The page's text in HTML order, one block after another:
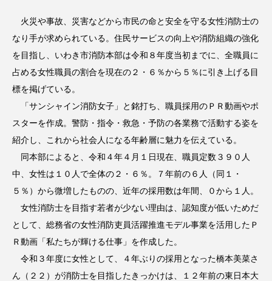
火災や事故、災害などから市民の命と安全を守る女性消防士の
なり手が求められている。住民サービスの向上や消防組織の強化
を目指し、いわき市消防本部は令和８年度当初までに、全職員に
占める女性職員の割合を現在の２・６％から５％に引き上げる目
標を掲げている。
「サンシャイン消防女子」と銘打ち、職員採用のＰＲ動画やポ
スターを作成。警防・指令・救急・予防の各業務で活動する姿を
紹介し、これから社会人になる年齢層に魅力を伝えている。
同本部によると、令和４年４月１日現在、職員定数３９０人
中、女性は１０人で全体の２・６％。７年前の６人（同１・
５％）から微増したものの、近年の採用数は年間、０から１人。
女性消防士を目指す若者が少ない理由は、認知度が低いためだ
として、総務省の女性消防吏員活躍推進モデル事業を活用したＰ
Ｒ動画「私たちが輝ける仕事」を作成した。
令和３年度に女性として、４年ぶりの採用となった橋本美菜さ
ん（２２）が消防士を目指したきっかけは、１２年前の東日本大